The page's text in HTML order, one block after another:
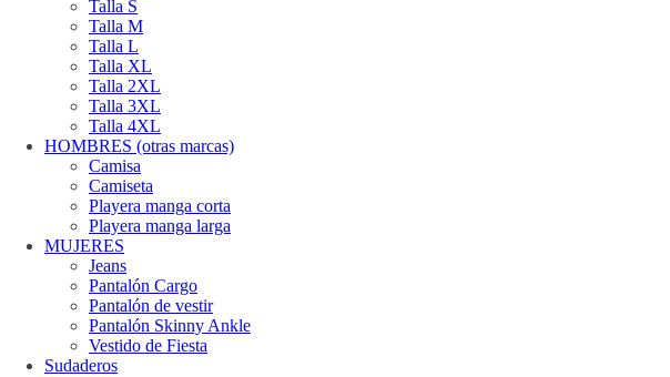
Talla S
Talla M
Talla L
Talla XL
Talla 2XL
Talla 3XL
Talla 4XL
HOMBRES (otras marcas)
Camisa
Camiseta
Playera manga corta
Playera manga larga
MUJERES
Jeans
Pantalón Cargo
Pantalón de vestir
Pantalón Skinny Ankle
Vestido de Fiesta
Sudaderos